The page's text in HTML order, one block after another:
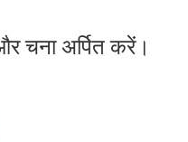
चना अर्पित करें।